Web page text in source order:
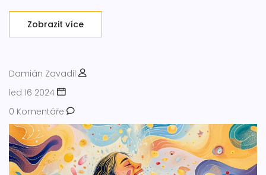
s vaším ortodontem pro dosažení nejlepších výsledků.
Zobrazit více
Damián Zavadil
led 16 2024
0 Komentáře